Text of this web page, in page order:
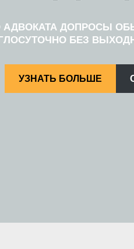
ДОПРОСЫ
БЕЗ
УЗНАТЬ БОЛЬШЕ